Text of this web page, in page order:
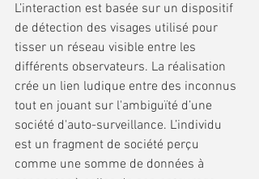
L’interaction est basée sur un dispositif
de détection des visages utilisé pour
tisser un réseau visible entre les
différents observateurs. La réalisation
crée un lien ludique entre des inconnus
tout en jouant sur l'ambiguïté d’une
société d'auto-surveillance. L’individu
est un fragment de société perçu
comme une somme de données à